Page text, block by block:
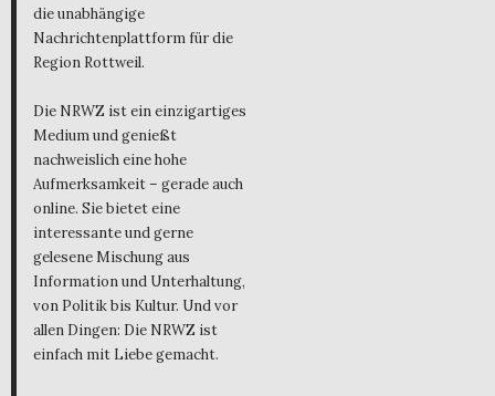
die unabhängige
Nachrichtenplattform für die
Region Rottweil.
Die NRWZ ist ein einzigartiges
Medium und genießt
nachweislich eine hohe
Aufmerksamkeit – gerade auch
online. Sie bietet eine
interessante und gerne
gelesene Mischung aus
Information und Unterhaltung,
von Politik bis Kultur. Und vor
allen Dingen: Die NRWZ ist
einfach mit Liebe gemacht.